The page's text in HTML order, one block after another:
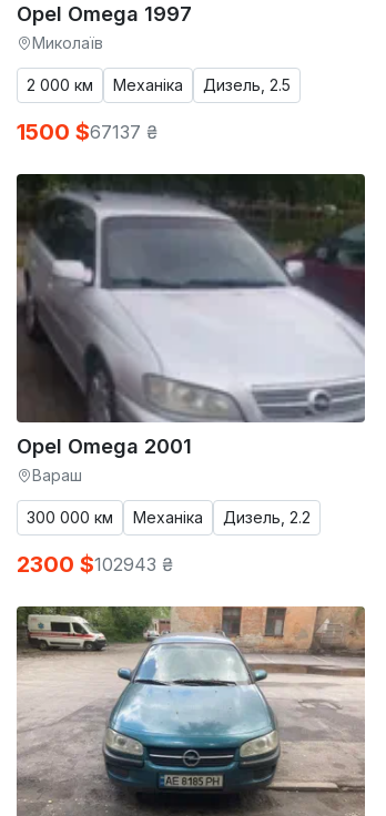
Opel Omega 1997
Миколаїв
2 000 км Механіка Дизель, 2.5
1500 $67137 ₴
Opel Omega 2001
Вараш
300 000 км Механіка Дизель, 2.2
2300 $102943 ₴